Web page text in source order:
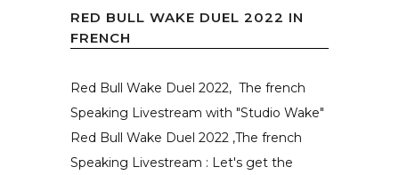
RED BULL WAKE DUEL 2022 IN
FRENCH
Red Bull Wake Duel 2022, The french
Speaking Livestream with "Studio Wake"
Red Bull Wake Duel 2022 ,The french
Speaking Livestream : Let's get the